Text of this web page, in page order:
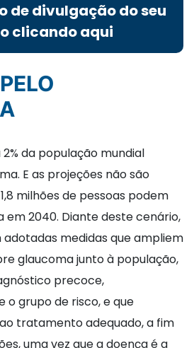
de divulgação do seu
clicando aqui
2% da população mundial
E as projeções não são
milhões de pessoas podem
em 2040. Diante deste cenário,
medidas que ampliem
glaucoma junto à população,
precoce,
grupo de risco, e que
tratamento adequado, a fim
uma vez que a doença é a